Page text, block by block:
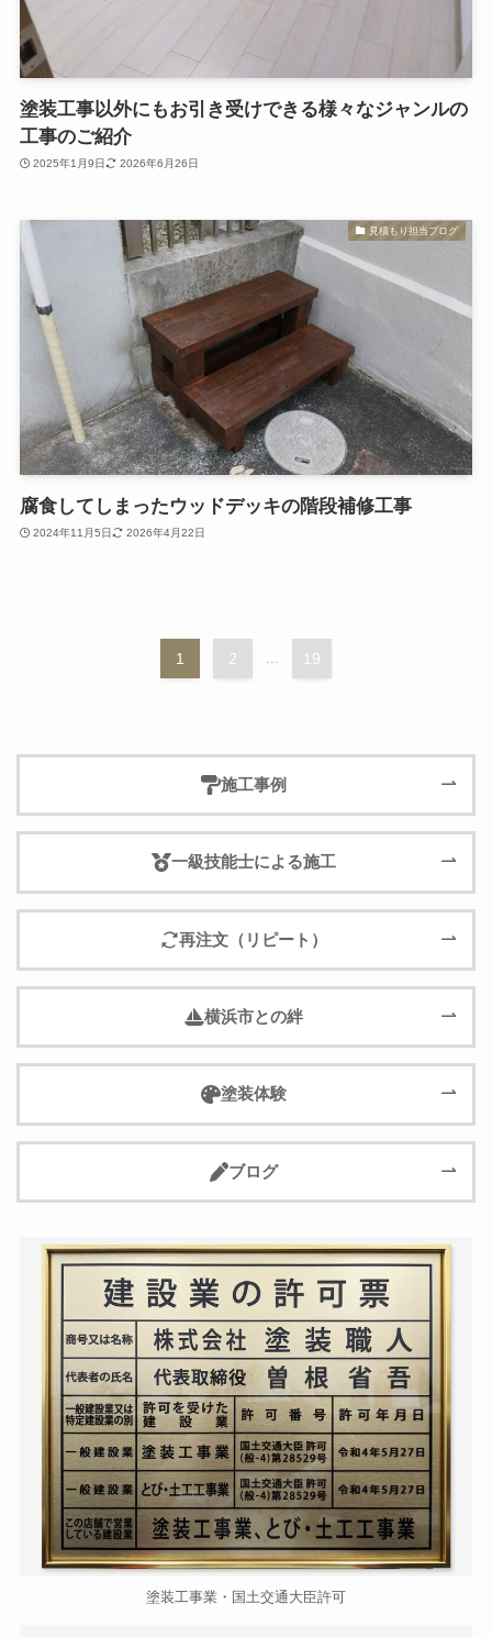
塗装工事以外にもお引き受けできる様々なジャンルの
工事のご紹介
2025年1月9日 2026年6月26日
見積もり担当ブログ
腐食してしまったウッドデッキの階段補修工事
2024年11月5日 2026年4月22日
1 2 19
施工事例
一級技能士による施工
再注文（リピート）
横浜市との絆
塗装体験
ブログ
塗装工事業・国土交通大臣許可